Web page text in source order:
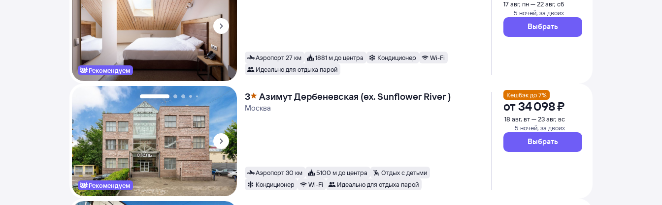
Рекомендуем
Аэропорт 27 км 1881 м до центра Кондиционер
Wi-Fi
Идеально для отдыха парой
17 авг, пн — 22 авг, сб
5 ночей, за двоих
Выбрать
Рекомендуем
3 Азимут Дербеневская (ex. Sunflower River )
Москва
Аэропорт 30 км 5100 м до центра
Отдых с детьми
Кондиционер
Wi-Fi Идеально для отдыха парой
Кешбэк до 7%
от34 ⁠098 ⁠₽
18 авг, вт — 23 авг, вс
5 ночей, за двоих
Выбрать